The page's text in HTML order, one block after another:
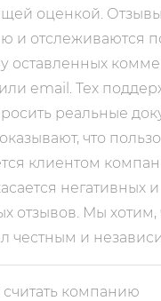
оценкой.
и отслеживаются
оставленных
email. Тех
реальные
что
клиентом
негативных и
отзывов. Мы хотим,
честным и
компанию